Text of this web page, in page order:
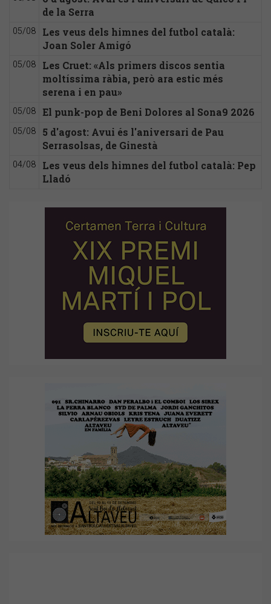
de la Serra
05/08
Les veus dels himnes del futbol català:
Joan Soler Amigó
05/08
Les Cruet: «Als primers discos sentia
moltíssima ràbia, però ara estic més
serena i en pau»
05/08 El punk-pop de Beni Dolores al Sona9 2026
05/08
5 d'agost: Avui és l'aniversari de Pau
Serrasolsas, de Ginestà
04/08
Les veus dels himnes del futbol català: Pep
Lladó